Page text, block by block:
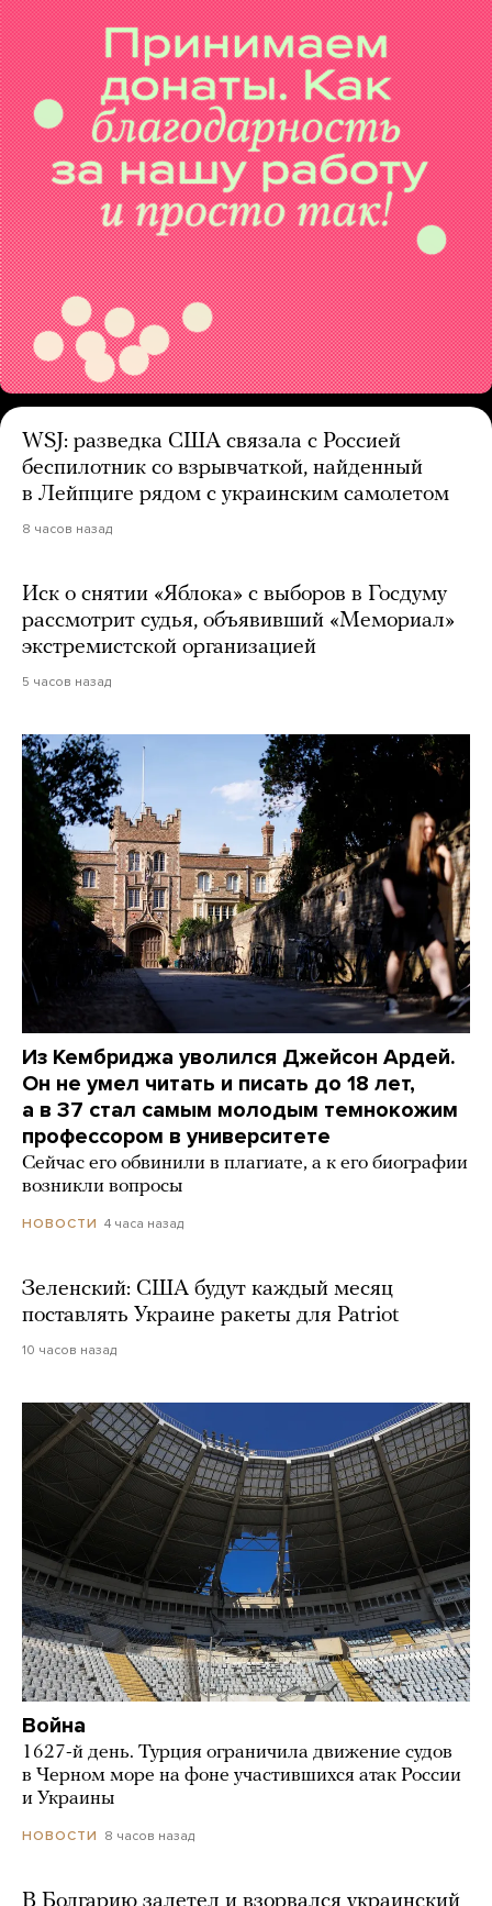
WSJ: разведка США связала с Россией
беспилотник со взрывчаткой, найденный
в Лейпциге рядом с украинским самолетом
8 часов назад
Иск о снятии «Яблока» с выборов в Госдуму
рассмотрит судья, объявивший «Мемориал»
экстремистской организацией
5 часов назад
Из Кембриджа уволился Джейсон Ардей.
Он не умел читать и писать до 18 лет,
а в 37 стал самым молодым темнокожим
профессором в университете
Сейчас его обвинили в плагиате, а к его биографии
возникли вопросы
НОВОСТИ 4 часа назад
Зеленский: США будут каждый месяц
поставлять Украине ракеты для Patriot
10 часов назад
Война
1627-й день. Турция ограничила движение судов
в Черном море на фоне участившихся атак России
и Украины
НОВОСТИ 8 часов назад